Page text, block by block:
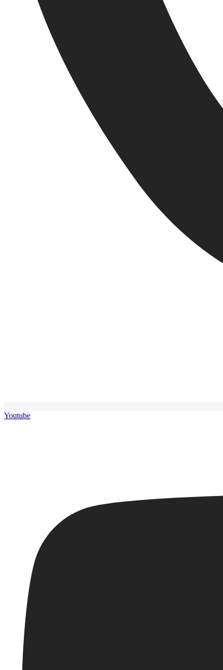
Youtube